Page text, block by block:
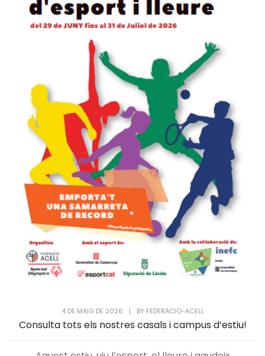
4 DE MAIG DE 2026 | BY FEDERACIO-ACELL
Consulta tots els nostres casals i campus d’estiu!